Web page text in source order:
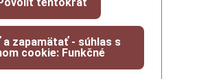
zapamätať - súhlas s
cookie: Funkčné